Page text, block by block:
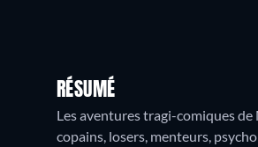
RÉSUMÉ
Les aventures tragi-comiques de
copains, losers, menteurs,